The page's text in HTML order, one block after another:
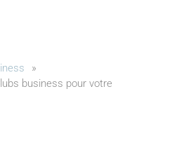
»
business pour votre